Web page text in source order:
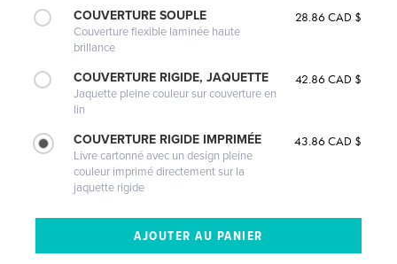
COUVERTURE SOUPLE
Couverture flexible laminée haute
brillance
28.86 CAD $
COUVERTURE RIGIDE, JAQUETTE
Jaquette pleine couleur sur couverture en
lin
42.86 CAD $
COUVERTURE RIGIDE IMPRIMÉE
Livre cartonné avec un design pleine
couleur imprimé directement sur la
jaquette rigide
43.86 CAD $